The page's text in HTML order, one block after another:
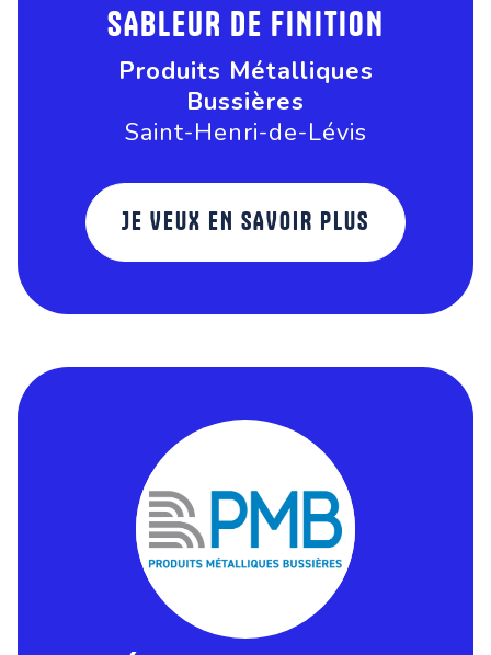
SABLEUR DE FINITION
Produits Métalliques
Bussières
Saint-Henri-de-Lévis
JE VEUX EN SAVOIR PLUS